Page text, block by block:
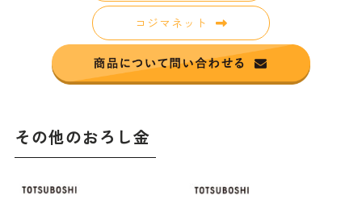
コジマネット
その他のおろし金